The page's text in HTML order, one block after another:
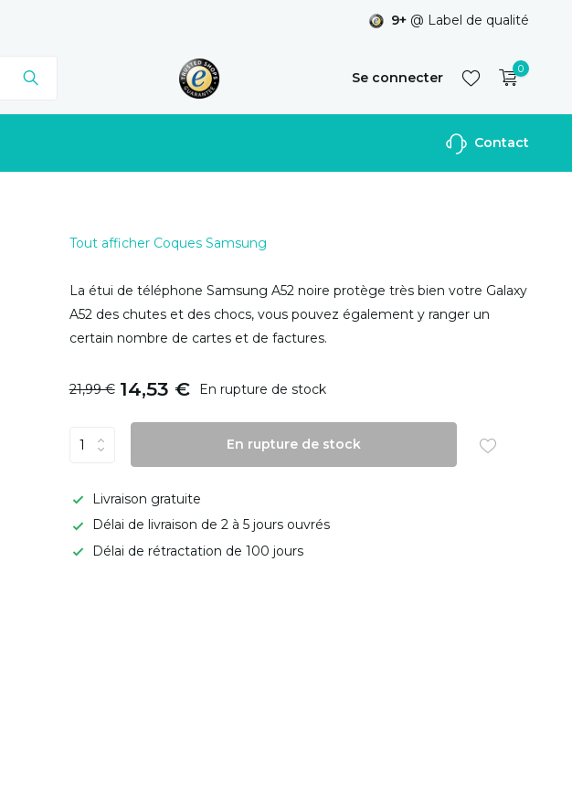
9+ @ Label de qualité
Se connecter
S'inscrire
0
Contact
Tout afficher Coques Samsung
La étui de téléphone Samsung A52 noire protège très bien votre Galaxy
A52 des chutes et des chocs, vous pouvez également y ranger un
certain nombre de cartes et de factures.
21,99 € 14,53 € En rupture de stock
En rupture de stock
Livraison gratuite
Délai de livraison de 2 à 5 jours ouvrés
Délai de rétractation de 100 jours